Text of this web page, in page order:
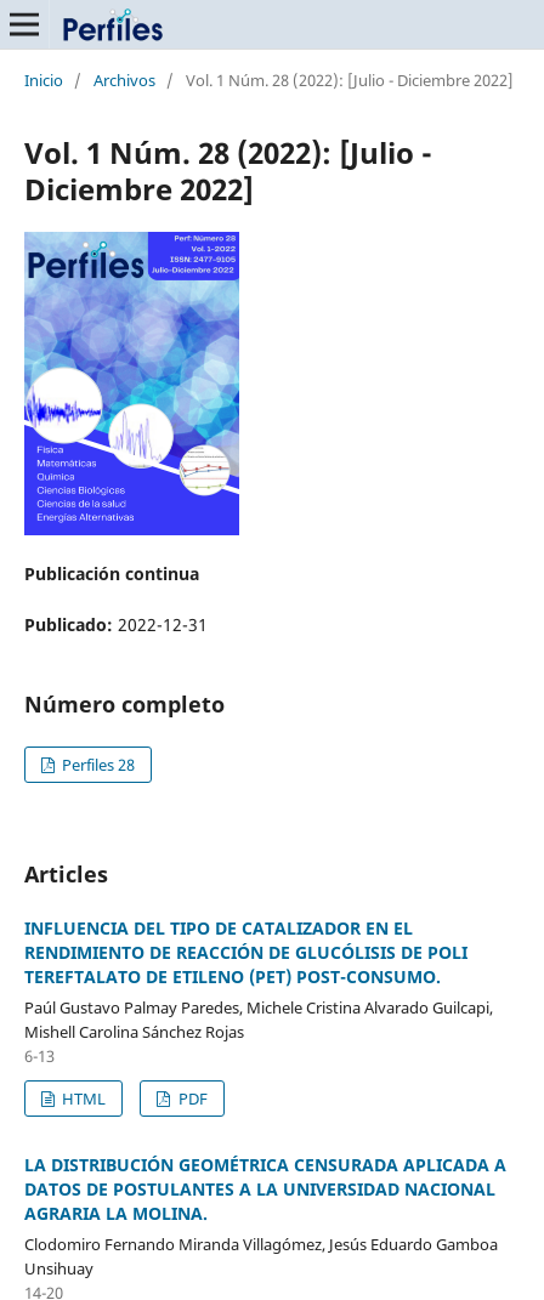
Inicio / Archivos / Vol. 1 Núm. 28 (2022): [Julio - Diciembre 2022]
Vol. 1 Núm. 28 (2022): [Julio -
Diciembre 2022]
Publicación continua
Publicado: 2022-12-31
Número completo
Perfiles 28
Articles
INFLUENCIA DEL TIPO DE CATALIZADOR EN EL
RENDIMIENTO DE REACCIÓN DE GLUCÓLISIS DE POLI
TEREFTALATO DE ETILENO (PET) POST-CONSUMO.
Paúl Gustavo Palmay Paredes, Michele Cristina Alvarado Guilcapi,
Mishell Carolina Sánchez Rojas
6-13
HTML
PDF
LA DISTRIBUCIÓN GEOMÉTRICA CENSURADA APLICADA A
DATOS DE POSTULANTES A LA UNIVERSIDAD NACIONAL
AGRARIA LA MOLINA.
Clodomiro Fernando Miranda Villagómez, Jesús Eduardo Gamboa
Unsihuay
14-20